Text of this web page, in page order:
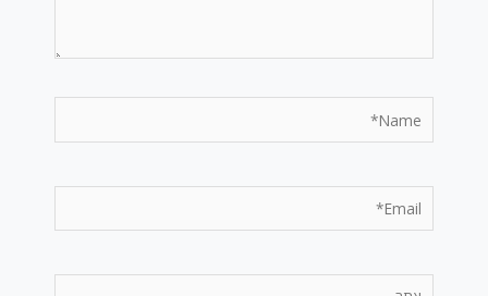
Name*
Email*
אתר